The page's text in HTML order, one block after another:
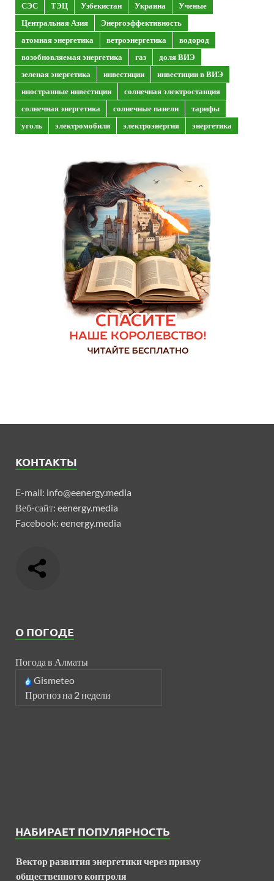
СЭС
ТЭЦ Узбекистан Украина
Ученые
Центральная Азия
Энергоэффективность
атомная энергетика
ветроэнергетика
водород
возобновляемая энергетика
газ
доля ВИЭ
зеленая энергетика
инвестиции
инвестиции в ВИЭ
иностранные инвестиции
солнечная электростанция
солнечная энергетика
солнечные панели
тарифы
уголь
электромобили электроэнергия энергетика
КОНТАКТЫ
E-mail: info@eenergy.media
Веб-сайт: eenergy.media
Facebook: eenergy.media
О ПОГОДЕ
Погода в Алматы
Gismeteo
Прогноз на 2 недели
НАБИРАЕТ ПОПУЛЯРНОСТЬ
Вектор развития энергетики через призму
общественного контроля